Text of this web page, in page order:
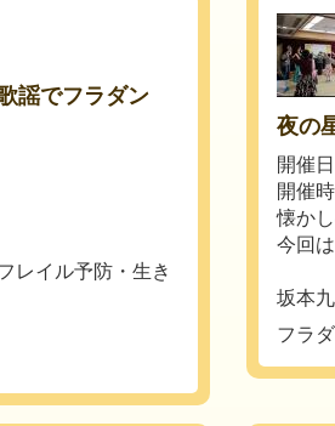
謡でフラダン
レイル予防・生き
夜の
開催
開催
懐か
今回
坂本
フラ